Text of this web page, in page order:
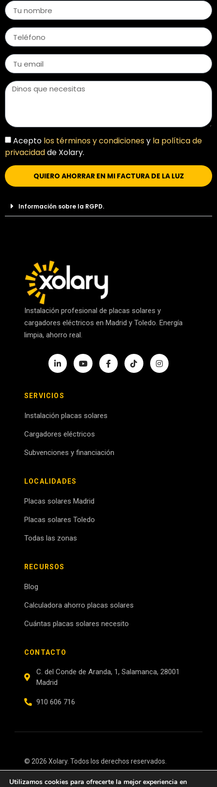
Acepto los términos y condicionesy la política de
privacidadde Xolary.
QUIERO AHORRAR EN MI FACTURA DE LA LUZ
Información sobre la RGPD.
Instalación profesional de placas solares y
cargadores eléctricos en Madrid y Toledo. Energía
limpia, ahorro real.
SERVICIOS
Instalación placas solares
Cargadores eléctricos
Subvenciones y financiación
LOCALIDADES
Placas solares Madrid
Placas solares Toledo
Todas las zonas
RECURSOS
Blog
Calculadora ahorro placas solares
Cuántas placas solares necesito
CONTACTO
C. del Conde de Aranda, 1, Salamanca, 28001
Madrid
910 606 716
© 2026 Xolary. Todos los derechos reservados.
Utilizamos cookies para ofrecerte la mejor experiencia en